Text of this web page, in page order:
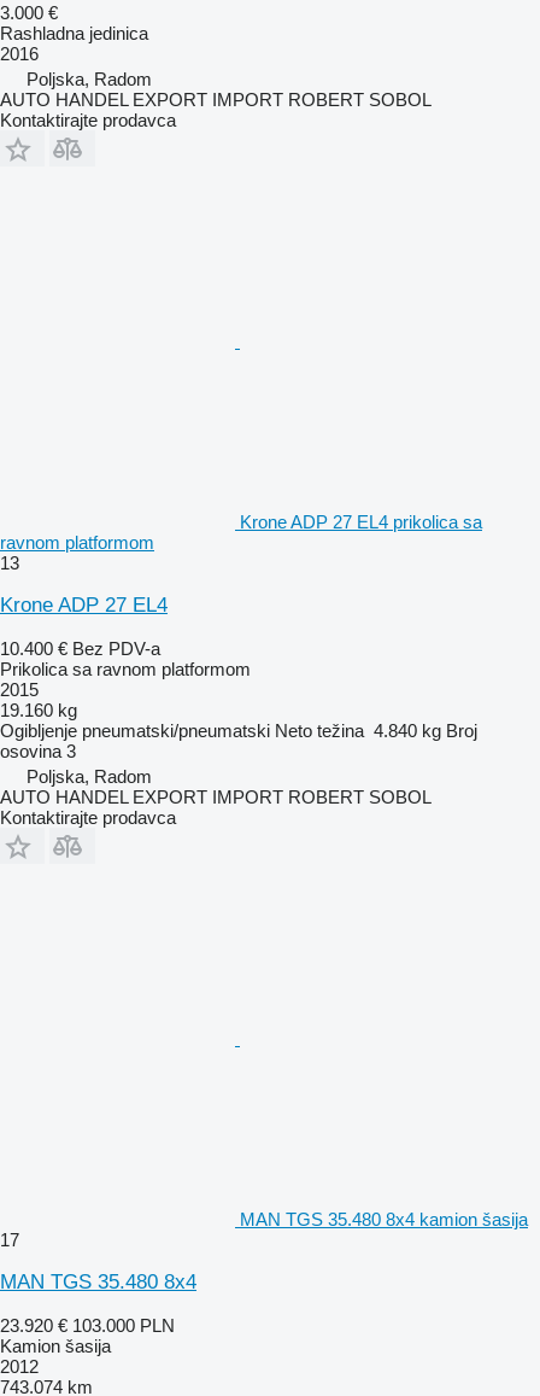
3.000 €
Rashladna jedinica
2016
Poljska, Radom
AUTO HANDEL EXPORT IMPORT ROBERT SOBOL
Kontaktirajte prodavca
Krone ADP 27 EL4 prikolica sa
ravnom platformom
13
Krone ADP 27 EL4
10.400 € Bez PDV-a
Prikolica sa ravnom platformom
2015
19.160 kg
Ogibljenje pneumatski/pneumatski Neto težina 4.840 kg Broj
osovina 3
Poljska, Radom
AUTO HANDEL EXPORT IMPORT ROBERT SOBOL
Kontaktirajte prodavca
MAN TGS 35.480 8x4 kamion šasija
17
MAN TGS 35.480 8x4
23.920 € 103.000 PLN
Kamion šasija
2012
743.074 km